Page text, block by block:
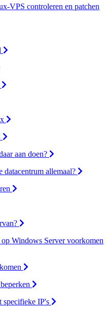
VPS controleren en patchen
aan doen?
allemaal?
Windows Server voorkomen
specifieke IP's